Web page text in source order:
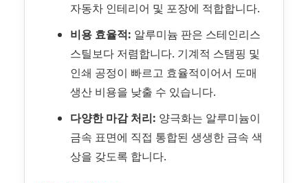
자동차 인테리어 및 포장에 적합합니다.
비용 효율적: 알루미늄 판은 스테인리스
스틸보다 저렴합니다. 기계적 스탬핑 및
인쇄 공정이 빠르고 효율적이어서 도매
생산 비용을 낮출 수 있습니다.
다양한 마감 처리: 양극화는 알루미늄이
금속 표면에 직접 통합된 생생한 금속 색
상을 갖도록 합니다.